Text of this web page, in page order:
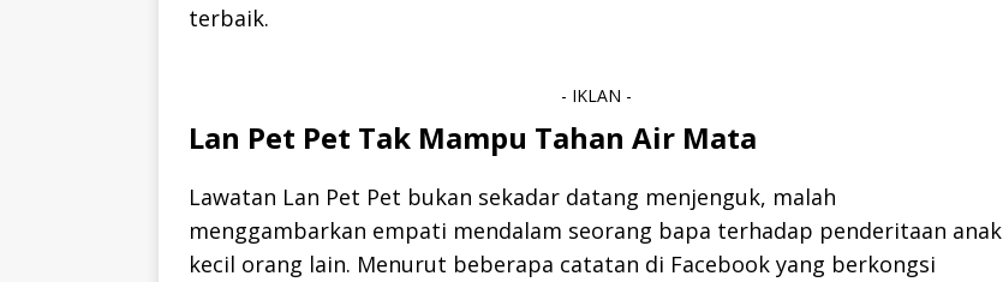
terbaik.
- IKLAN -
Lan Pet Pet Tak Mampu Tahan Air Mata
Lawatan Lan Pet Pet bukan sekadar datang menjenguk, malah
menggambarkan empati mendalam seorang bapa terhadap penderitaan anak
kecil orang lain. Menurut beberapa catatan di Facebook yang berkongsi